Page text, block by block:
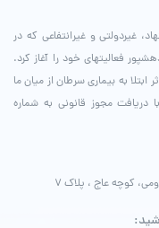
غیردولتی و غیرانتفاعی که در
بهنام دهش­پور فعالیت­های خود را آغاز کرد.
سال و در سن ۲۱ سالگی در اثر ابتلا به بیماری سرطان از میان ما
مجوز قانونی به شماره
کوچه عاج ، پلاک ۷